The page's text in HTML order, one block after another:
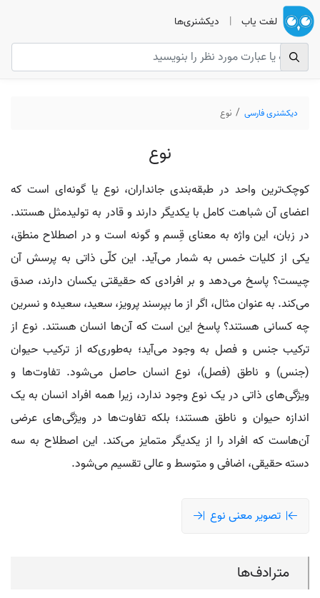
لغت یاب | دیکشنری‌ها
دیکشنری فارسی نوع
نوع
کوچک‌ترین واحد در طبقه‌بندی جانداران، نوع یا گونه‌ای است که
اعضای آن شباهت کامل با یکدیگر دارند و قادر به تولیدمثل هستند.
در زبان، این واژه به معنای قِسم و گونه است و در اصطلاح منطق،
یکی از کلیات خمس به شمار می‌آید. این کلّی ذاتی به پرسش آن
چیست؟ پاسخ می‌دهد و بر افرادی که حقیقتی یکسان دارند، صدق
می‌کند. به عنوان مثال، اگر از ما بپرسند پرویز، سعید، سعیده و نسرین
چه کسانی هستند؟ پاسخ این است که آن‌ها انسان هستند. نوع از
ترکیب جنس و فصل به وجود می‌آید؛ به‌طوری‌که از ترکیب حیوان
(جنس) و ناطق (فصل)، نوع انسان حاصل می‌شود. تفاوت‌ها و
ویژگی‌های ذاتی در یک نوع وجود ندارد، زیرا همه افراد انسان به یک
اندازه حیوان و ناطق هستند؛ بلکه تفاوت‌ها در ویژگی‌های عرضی
آن‌هاست که افراد را از یکدیگر متمایز می‌کند. این اصطلاح به سه
دسته حقیقی، اضافی و متوسط و عالی تقسیم می‌شود.
تصویر معنی نوع
مترادف‌ها